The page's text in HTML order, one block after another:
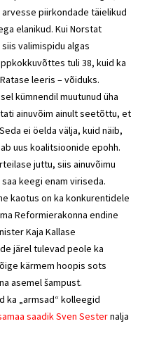
piirkondade täielikud
elanikud. Kui Norstat
valimispidu algas
tuli 38, kuid ka
leeris – võiduks.
kümnendil muutunud üha
ainuvõim ainult seetõttu, et
ei öelda välja, kuid näib,
uus koalitsioonide epohh.
juttu, siis ainuvõimu
keegi enam viriseda.
kaotus on ka konkurentidele
Reformierakonna endine
Kaja Kallase
järel tulevad peole ka
kärmem hoopis sots
asemel šampust.
ka „armsad“ kolleegid
saadik Sven Sesternalja